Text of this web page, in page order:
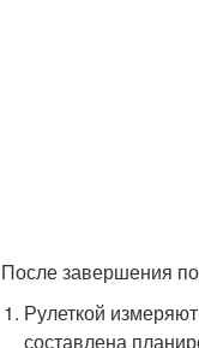
После завершения
Рулеткой
составлена